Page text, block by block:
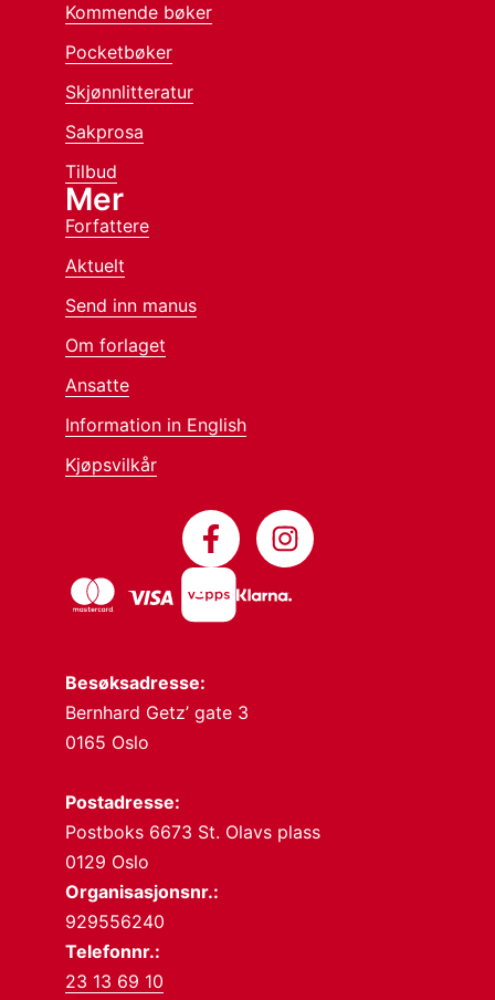
Besøksadresse:
Bernhard Getz’ gate 3
0165 Oslo
Postadresse:
Postboks 6673 St. Olavs plass
0129 Oslo
Organisasjonsnr.:
929556240
Telefonnr.:
23 13 69 10
Kommende bøker
Pocketbøker
Skjønnlitteratur
Sakprosa
Tilbud
Mer
Forfattere
Aktuelt
Send inn manus
Om forlaget
Ansatte
Information in English
Kjøpsvilkår